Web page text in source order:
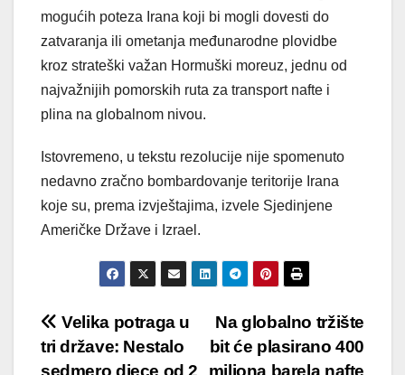
mogućih poteza Irana koji bi mogli dovesti do
zatvaranja ili ometanja međunarodne plovidbe
kroz strateški važan Hormuški moreuz, jednu od
najvažnijih pomorskih ruta za transport nafte i
plina na globalnom nivou.
Istovremeno, u tekstu rezolucije nije spomenuto
nedavno zračno bombardovanje teritorije Irana
koje su, prema izvještajima, izvele Sjedinjene
Američke Države i Izrael.
Post
navigation
Na globalno tržište
bit će plasirano 400
miliona barela nafte
Velika potraga u
tri države: Nestalo
sedmero djece od 2